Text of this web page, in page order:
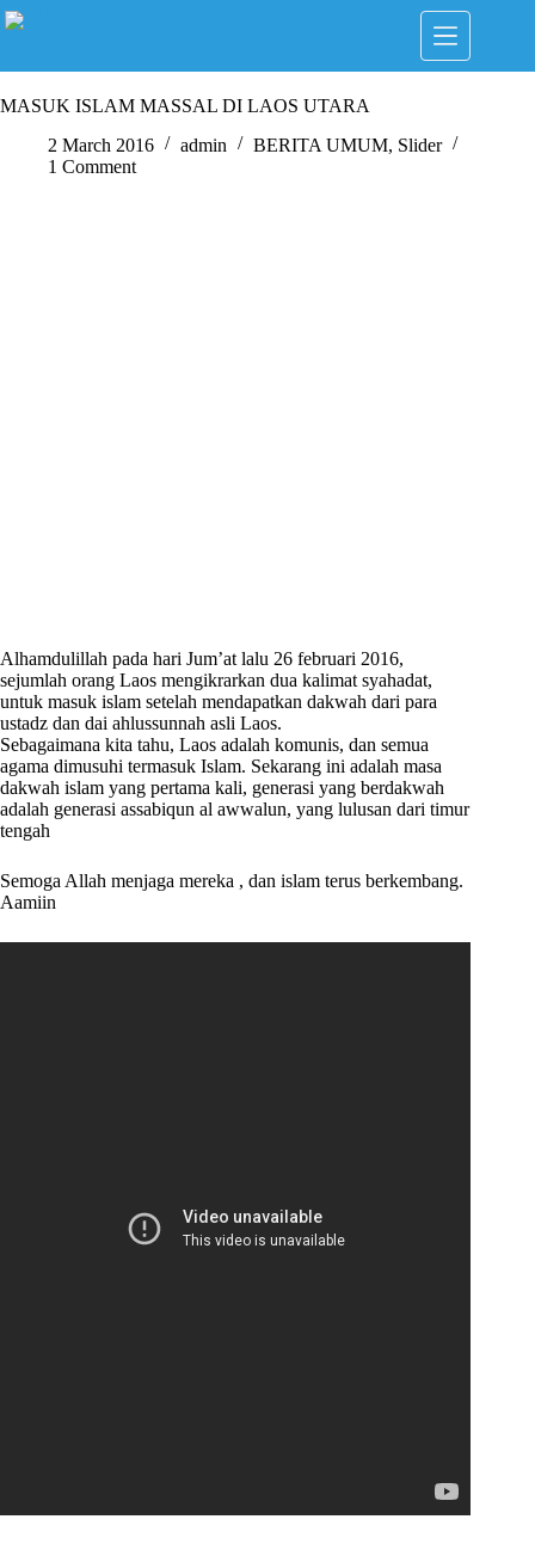
Skip
to
MASUK ISLAM MASSAL DI LAOS UTARA
2 March 2016
admin BERITA UMUM, Slider
1 Comment
Alhamdulillah pada hari Jum’at lalu 26 februari 2016,
sejumlah orang Laos mengikrarkan dua kalimat syahadat,
untuk masuk islam setelah mendapatkan dakwah dari para
ustadz dan dai ahlussunnah asli Laos.
Sebagaimana kita tahu, Laos adalah komunis, dan semua
agama dimusuhi termasuk Islam. Sekarang ini adalah masa
dakwah islam yang pertama kali, generasi yang berdakwah
adalah generasi assabiqun al awwalun, yang lulusan dari timur
tengah
Semoga Allah menjaga mereka , dan islam terus berkembang.
Aamiin